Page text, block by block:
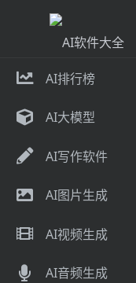
AI排行榜
AI大模型
AI写作软件
AI图片生成
AI视频生成
AI音频生成